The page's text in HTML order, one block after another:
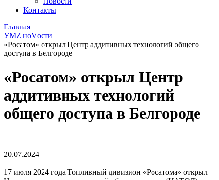
Контакты
Главная
УМZ ноVости
«Росатом» открыл Центр аддитивных технологий общего
доступа в Белгороде
«Росатом» открыл Центр
аддитивных технологий
общего доступа в Белгороде
20.07.2024
17 июля 2024 года Топливный дивизион «Росатома» открыл